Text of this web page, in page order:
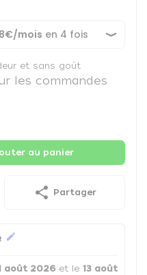
et sans goût
les commandes
au panier
share Partager
edit
août 2026 et le 13 août